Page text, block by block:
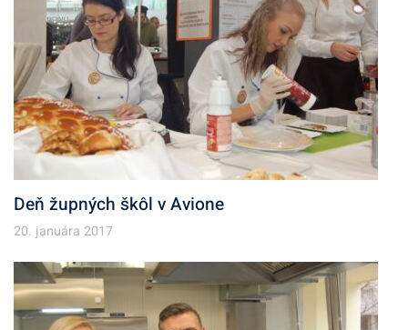
Deň župných škôl v Avione
20. januára 2017